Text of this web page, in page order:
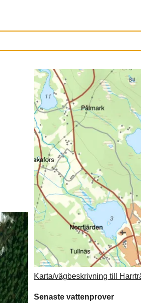
Karta/vägbeskrivning till
Senaste vattenprover